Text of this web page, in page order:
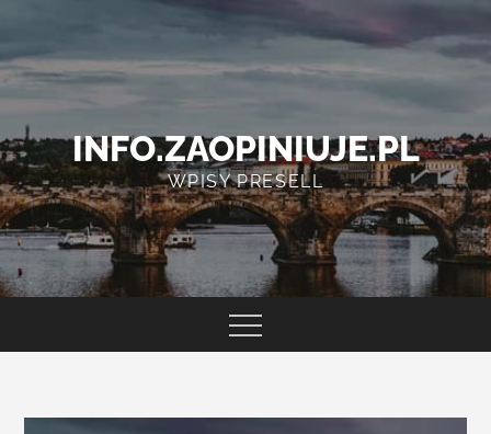
content
INFO.ZAOPINIUJE.PL
WPISY PRESELL